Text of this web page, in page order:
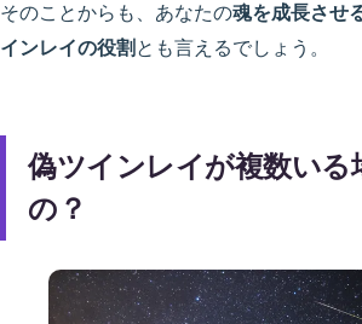
そのことからも、あなたの魂を成長させ
インレイの役割 とも言えるでしょう。
偽ツインレイが複数いる
の？